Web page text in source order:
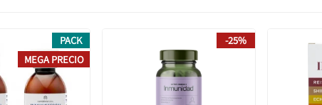
PACK
MEGA PRECIO
-25%